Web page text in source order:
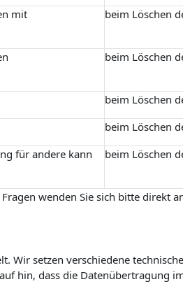
mit
beim Löschen
beim Löschen
beim Löschen
beim Löschen
für andere kann
beim Löschen
wenden Sie sich bitte direkt
Wir setzen verschiedene
hin, dass die Datenübertragung